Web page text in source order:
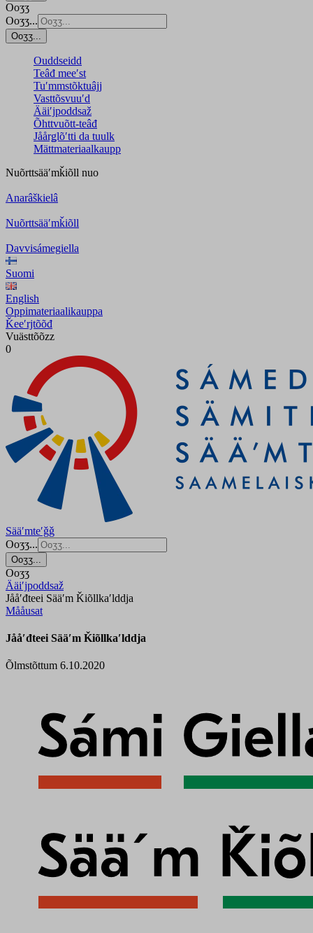
Ooʒʒ
Ooʒʒ...
Ooʒʒ...
Ouddseidd
Teâđ meeʹst
Tuʹmmstõktuâjj
Vasttõsvuuʹd
Ääiʹjpoddsaž
Õhttvuõtt-teâđ
Jåårǥlõʹtti da tuulk
Mättmateriaalkaupp
Nuõrttsääʹmǩiõll nuo
Anarâškielâ
Nuõrttsääʹmǩiõll
Davvisámegiella
Suomi
English
Oppimateriaalikauppa
Ǩeeʹrjtõõđ
Vuästtõõzz
0
Sääʹmteʹǧǧ
Ooʒʒ...
Ooʒʒ...
Ooʒʒ
Ääiʹjpoddsaž
Jååʹđteei Sääʹm Ǩiõllkaʹlddja
Mååusat
Jååʹđteei Sääʹm Ǩiõllkaʹlddja
Õlmstõttum 6.10.2020